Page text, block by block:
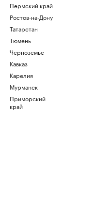
Пермский край
Ростов-на-Дону
Татарстан
Тюмень
Черноземье
Кавказ
Карелия
Мурманск
Приморский
край